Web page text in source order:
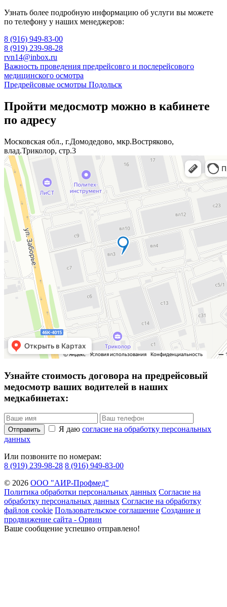
Узнать более подробную информацию об услуги вы можете
по телефону у наших менеджеров:
8 (916) 949-83-00
8 (919) 239-98-28
rvn14@inbox.ru
Навигация
по
Важность проведения предрейсовго и послерейсового
медицинского осмотра
Предрейсовые осмотры Подольск
Пройти медосмотр можно в кабинете
по адресу
Московская обл., г.Домодедово, мкр.Востряково,
влад.Триколор, стр.3
Узнайте стоимость договора на предрейсовый
медосмотр ваших водителей в наших
медкабинетах:
Отправить Я даю согласие на обработку персональных
данных
Или позвоните по номерам:
8 (919) 239-98-28 8 (916) 949-83-00
© 2026 ООО "АИР-Профмед"
Политика обработки персональных данных Согласие на
обработку персональных данных Согласие на обработку
файлов cookie Пользовательское соглашение Создание и
продвижение сайта - Орвин
Ваше сообщение успешно отправлено!